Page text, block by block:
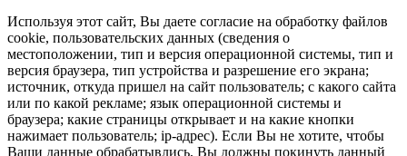
Используя этот сайт, Вы даете согласие на обработку файлов
cookie, пользовательских данных (сведения о
местоположении, тип и версия операционной системы, тип и
версия браузера, тип устройства и разрешение его экрана;
источник, откуда пришел на сайт пользователь; с какого сайта
или по какой рекламе; язык операционной системы и
браузера; какие страницы открывает и на какие кнопки
нажимает пользователь; ip-адрес). Если Вы не хотите, чтобы
Ваши данные обрабатывлись, Вы должны покинуть данный